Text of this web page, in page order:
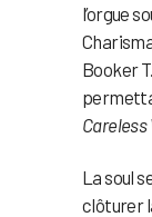
l’orgue
Booker
Careless
La soul
clôturer